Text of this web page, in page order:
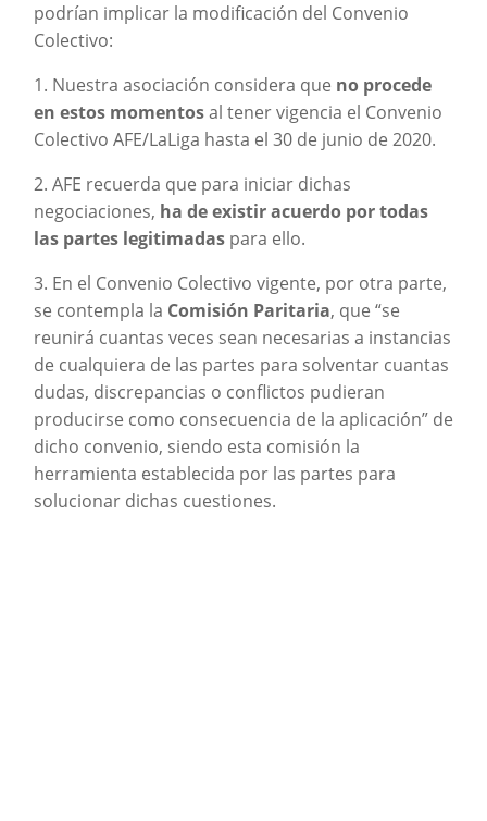
podrían implicar la modificación del Convenio
Colectivo:
1. Nuestra asociación considera que no procede
en estos momentosal tener vigencia el Convenio
Colectivo AFE/LaLiga hasta el 30 de junio de 2020.
2. AFE recuerda que para iniciar dichas
negociaciones, ha de existir acuerdo por todas
las partes legitimadaspara ello.
3. En el Convenio Colectivo vigente, por otra parte,
se contempla la Comisión Paritaria, que “se
reunirá cuantas veces sean necesarias a instancias
de cualquiera de las partes para solventar cuantas
dudas, discrepancias o conflictos pudieran
producirse como consecuencia de la aplicación” de
dicho convenio, siendo esta comisión la
herramienta establecida por las partes para
solucionar dichas cuestiones.